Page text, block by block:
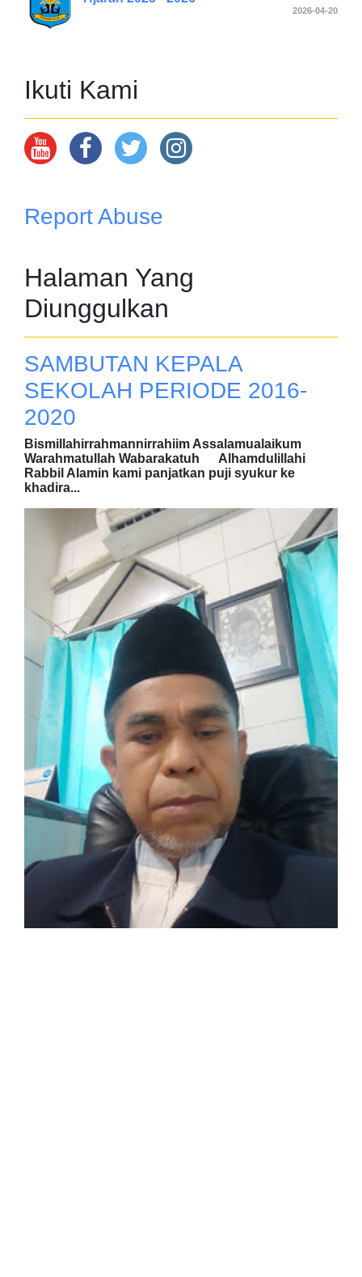
2026-04-20
Ikuti Kami
Report Abuse
Halaman Yang
Diunggulkan
SAMBUTAN KEPALA
SEKOLAH PERIODE 2016-
2020
Bismillahirrahmannirrahiim Assalamualaikum
Warahmatullah Wabarakatuh Alhamdulillahi
Rabbil Alamin kami panjatkan puji syukur ke
khadira...